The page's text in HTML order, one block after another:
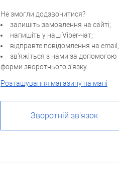
Не змогли додзвонитися?
залишіть замовлення на сайті;
напишіть у наш Viber-чат;
відправте повідомлення на email;
зв'яжіться з нами за допомогою
форми зворотнього з'язку.
Розташування магазину на мапі
Зворотній зв'язок